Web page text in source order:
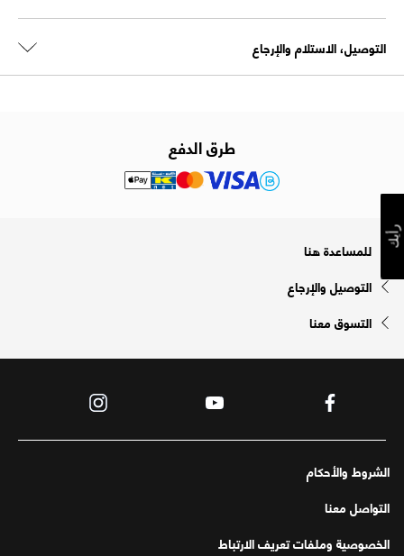
التوصيل، الاستلام والإرجاع
طرق الدفع
للمساعدة هنا
التوصيل والإرجاع
التسوق معنا
الشروط والأحكام
التواصل معنا
الخصوصية وملفات تعريف الارتباط
رأيك